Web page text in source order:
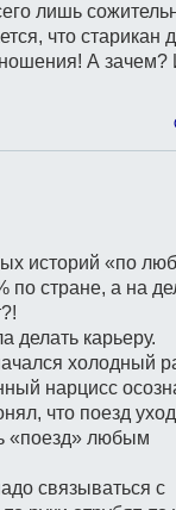
лишь
что старикан
А зачем?
историй «по
по стране, а на
делать карьеру.
холодный
нарцисс
что поезд
«поезд» любым
связываться с